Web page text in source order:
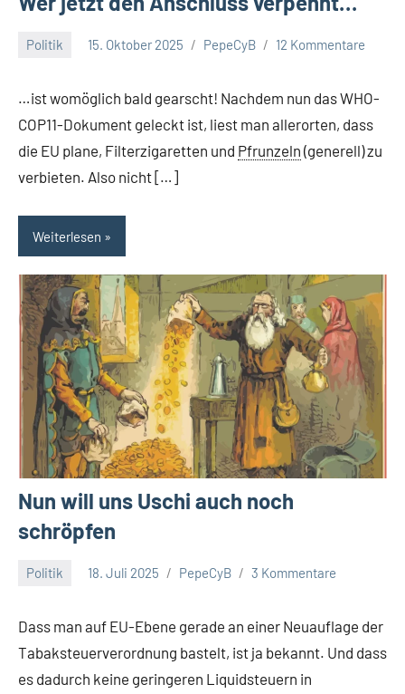
Politik 15. Oktober 2025 PepeCyB 12 Kommentare
…ist womöglich bald gearscht! Nachdem nun das WHO-
COP11-Dokument geleckt ist, liest man allerorten, dass
die EU plane, Filterzigaretten und Pfrunzeln (generell) zu
verbieten. Also nicht […]
Weiterlesen
Nun will uns Uschi auch noch
schröpfen
Politik 18. Juli 2025 PepeCyB 3 Kommentare
Dass man auf EU-Ebene gerade an einer Neuauflage der
Tabaksteuerverordnung bastelt, ist ja bekannt. Und dass
es dadurch keine geringeren Liquidsteuern in